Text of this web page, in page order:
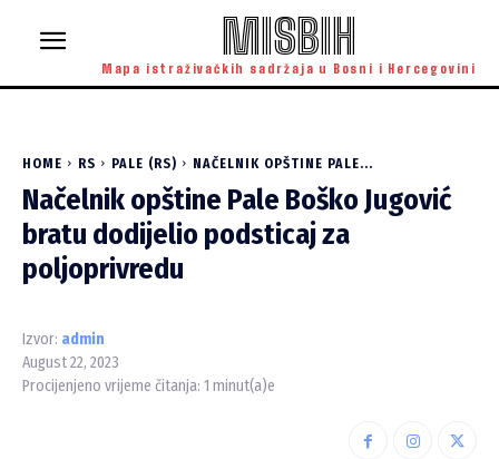
MISBIH
Mapa istraživačkih sadržaja u Bosni i Hercegovini
HOME RS PALE (RS) NAČELNIK OPŠTINE PALE...
Načelnik opštine Pale Boško Jugović
bratu dodijelio podsticaj za
poljoprivredu
Izvor: admin
August 22, 2023
Procijenjeno vrijeme čitanja: 1 minut(a)e